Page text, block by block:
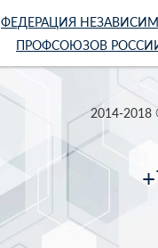
ФЕДЕРАЦИЯ
ПРОФСОЮЗОВ
2014-2018